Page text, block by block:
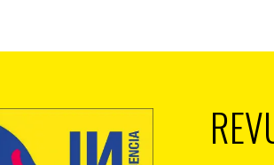
et de gestion, pour savoir,
secteur… Rome ne s’est pas faite en
pas toujours aller aussi vite qu’on le